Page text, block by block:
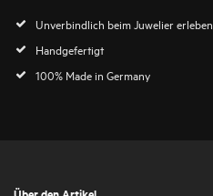
Unverbindlich beim Juwelier erleben
Handgefertigt
100% Made in Germany